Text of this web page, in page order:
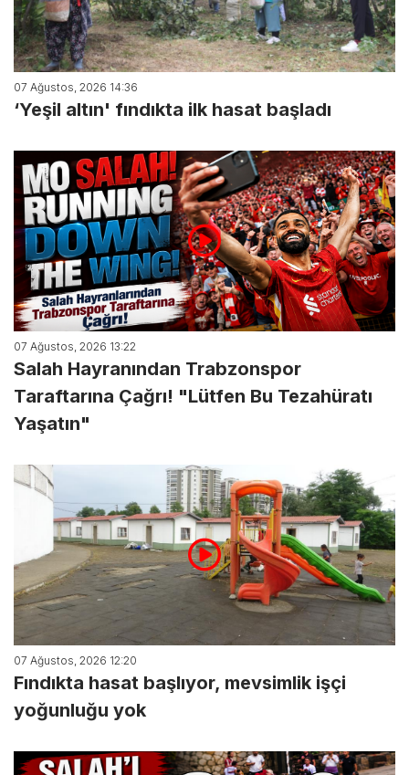
07 Ağustos, 2026 14:36
‘Yeşil altın' fındıkta ilk hasat başladı
07 Ağustos, 2026 13:22
Salah Hayranından Trabzonspor
Taraftarına Çağrı! "Lütfen Bu Tezahüratı
Yaşatın"
07 Ağustos, 2026 12:20
Fındıkta hasat başlıyor, mevsimlik işçi
yoğunluğu yok